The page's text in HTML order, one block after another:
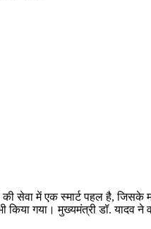
की सेवा में एक स्मार्ट पहल है,
गया। मुख्यमंत्री डॉ. यादव